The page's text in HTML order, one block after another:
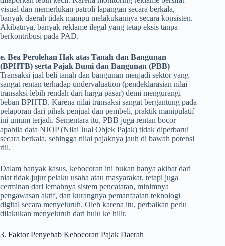
visual dan memerlukan patroli lapangan secara berkala,
banyak daerah tidak mampu melakukannya secara konsisten.
Akibatnya, banyak reklame ilegal yang tetap eksis tanpa
berkontribusi pada PAD.
e. Bea Perolehan Hak atas Tanah dan Bangunan
(BPHTB) serta Pajak Bumi dan Bangunan (PBB)
Transaksi jual beli tanah dan bangunan menjadi sektor yang
sangat rentan terhadap undervaluation (pendeklarasian nilai
transaksi lebih rendah dari harga pasar) demi mengurangi
beban BPHTB. Karena nilai transaksi sangat bergantung pada
pelaporan dari pihak penjual dan pembeli, praktik manipulatif
ini umum terjadi. Sementara itu, PBB juga rentan bocor
apabila data NJOP (Nilai Jual Objek Pajak) tidak diperbarui
secara berkala, sehingga nilai pajaknya jauh di bawah potensi
riil.
Dalam banyak kasus, kebocoran ini bukan hanya akibat dari
niat tidak jujur pelaku usaha atau masyarakat, tetapi juga
cerminan dari lemahnya sistem pencatatan, minimnya
pengawasan aktif, dan kurangnya pemanfaatan teknologi
digital secara menyeluruh. Oleh karena itu, perbaikan perlu
dilakukan menyeluruh dari hulu ke hilir.
3. Faktor Penyebab Kebocoran Pajak Daerah